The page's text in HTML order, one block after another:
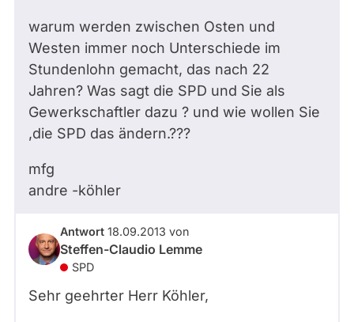
warum werden zwischen Osten und
Westen immer noch Unterschiede im
Stundenlohn gemacht, das nach 22
Jahren? Was sagt die SPD und Sie als
Gewerkschaftler dazu ? und wie wollen Sie
,die SPD das ändern.???
mfg
andre -köhler
Antwort 18.09.2013 von
Steffen-Claudio Lemme
SPD
Sehr geehrter Herr Köhler,